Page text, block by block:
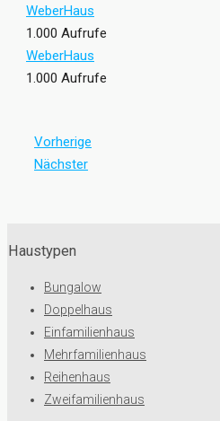
WeberHaus
1.000 Aufrufe
WeberHaus
1.000 Aufrufe
Vorherige
Nächster
Haustypen
Bungalow
Doppelhaus
Einfamilienhaus
Mehrfamilienhaus
Reihenhaus
Zweifamilienhaus